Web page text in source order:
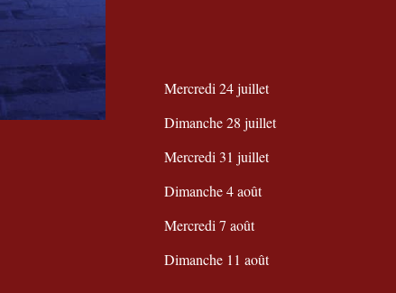
Mercredi 24 juillet
Dimanche 28 juillet
Mercredi 31 juillet
Dimanche 4 août
Mercredi 7 août
Dimanche 11 août